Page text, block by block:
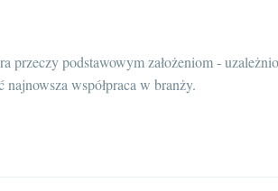
przeczy podstawowym założeniom -
współpraca w branży.